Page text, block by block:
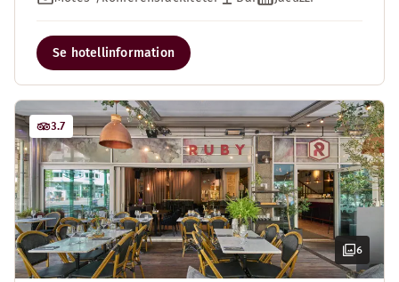
Se hotellinformation
6
3.7